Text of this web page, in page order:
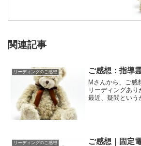
関連記事
リーディングのご感想 ご感想：指導
Mさんから、ご感
リーディングあり
最近、疑問という
リーディングのご感想
ご感想｜固定